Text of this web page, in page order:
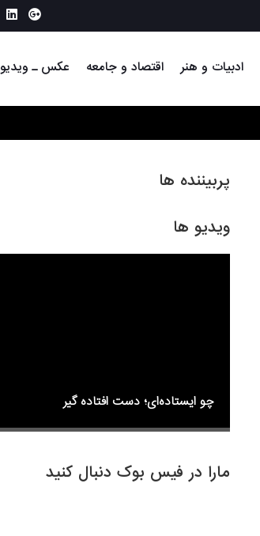
ادبیات و هنر اقتصاد و جامعه عکس ـ ویدیو
پربیننده ها
ویدیو ها
چو ایستاده‌ای؛ دست افتاده گیر
مارا در فیس بوک دنبال کنید